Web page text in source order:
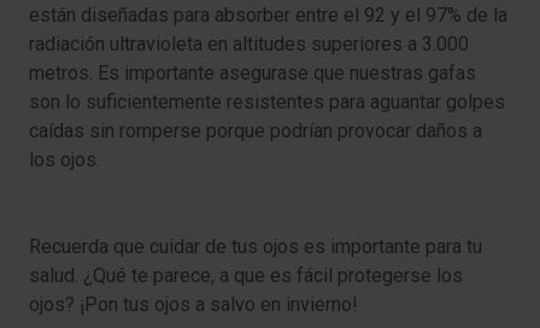
están diseñadas para absorber entre el 92 y el 97% de la
radiación ultravioleta en altitudes superiores a 3.000
metros. Es importante asegurase que nuestras gafas
son lo suficientemente resistentes para aguantar golpes
caídas sin romperse porque podrían provocar daños a
los ojos.
Recuerda que cuidar de tus ojos es importante para tu
salud. ¿Qué te parece, a que es fácil protegerse los
ojos? ¡Pon tus ojos a salvo en invierno!